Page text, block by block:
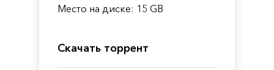
Место на диске: 15 GB
Скачать торрент